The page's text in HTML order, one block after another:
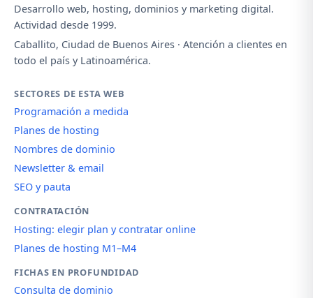
Desarrollo web, hosting, dominios y marketing digital.
Actividad desde 1999.
Caballito, Ciudad de Buenos Aires · Atención a clientes en
todo el país y Latinoamérica.
SECTORES DE ESTA WEB
Programación a medida
Planes de hosting
Nombres de dominio
Newsletter & email
SEO y pauta
CONTRATACIÓN
Hosting: elegir plan y contratar online
Planes de hosting M1–M4
FICHAS EN PROFUNDIDAD
Consulta de dominio